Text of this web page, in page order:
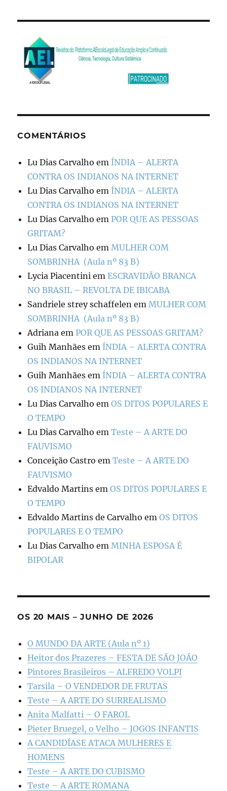
COMENTÁRIOS
Lu Dias Carvalho em ÍNDIA – ALERTA
CONTRA OS INDIANOS NA INTERNET
Lu Dias Carvalho em ÍNDIA – ALERTA
CONTRA OS INDIANOS NA INTERNET
Lu Dias Carvalho emPOR QUE AS PESSOAS
GRITAM?
Lu Dias Carvalho emMULHER COM
SOMBRINHA (Aula nº 83 B)
Lycia Piacentini emESCRAVIDÃO BRANCA
NO BRASIL – REVOLTA DE IBICABA
Sandriele strey schaffelen emMULHER COM
SOMBRINHA (Aula nº 83 B)
Adriana emPOR QUE AS PESSOAS GRITAM?
Guih Manhães em ÍNDIA – ALERTA CONTRA
OS INDIANOS NA INTERNET
Guih Manhães em ÍNDIA – ALERTA CONTRA
OS INDIANOS NA INTERNET
Lu Dias Carvalho emOS DITOS POPULARES E
O TEMPO
Lu Dias Carvalho emTeste – A ARTE DO
FAUVISMO
Conceição Castro emTeste – A ARTE DO
FAUVISMO
Edvaldo Martins emOS DITOS POPULARES E
O TEMPO
Edvaldo Martins de Carvalho emOS DITOS
POPULARES E O TEMPO
Lu Dias Carvalho emMINHA ESPOSA É
BIPOLAR
OS 20 MAIS – JUNHO DE 2026
O MUNDO DA ARTE (Aula nº 1)
Heitor dos Prazeres – FESTA DE SÃO JOÃO
Pintores Brasileiros – ALFREDO VOLPI
Tarsila – O VENDEDOR DE FRUTAS
Teste – A ARTE DO SURREALISMO
Anita Malfatti – O FAROL
Pieter Bruegel, o Velho – JOGOS INFANTIS
A CANDIDÍASE ATACA MULHERES E
HOMENS
Teste – A ARTE DO CUBISMO
Teste – A ARTE ROMANA